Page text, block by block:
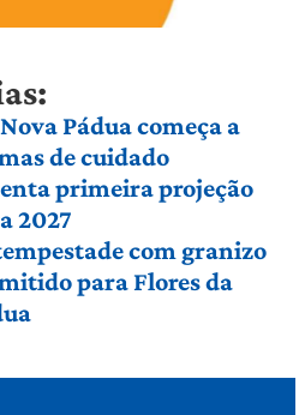
Pádua começa a
de cuidado
primeira projeção
2027
com granizo
para Flores da